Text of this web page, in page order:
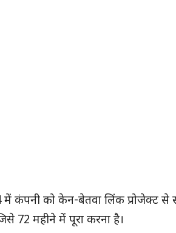
कंपनी को केन-बेतवा लिंक प्रोजेक्ट से
72 महीने में पूरा करना है।